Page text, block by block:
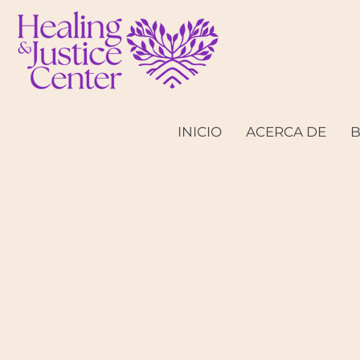
INICIO ACERCA DE